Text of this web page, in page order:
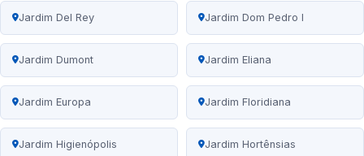
Jardim Del Rey Jardim Dom Pedro I
Jardim Dumont Jardim Eliana
Jardim Europa Jardim Floridiana
Jardim Higienópolis Jardim Hortênsias